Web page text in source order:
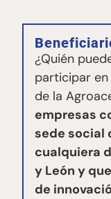
¿Quién
participar
de la
empresas
sede social
cualquiera
y León y
de